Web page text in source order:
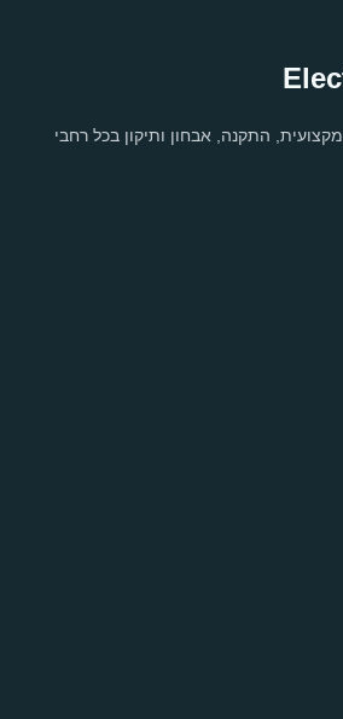
התקנה, אבחון ותיקון בכל רחבי